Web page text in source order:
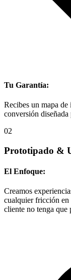
Tu Garantía:
Recibes un mapa
conversión
02
Prototipado &
El Enfoque:
Creamos
cualquier fricción en
cliente no tenga que